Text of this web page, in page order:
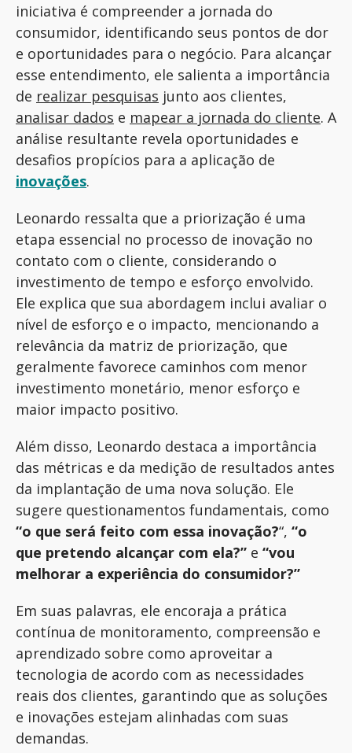
iniciativa é compreender a jornada do
consumidor, identificando seus pontos de dor
e oportunidades para o negócio. Para alcançar
esse entendimento, ele salienta a importância
de realizar pesquisas junto aos clientes,
analisar dados e mapear a jornada do cliente. A
análise resultante revela oportunidades e
desafios propícios para a aplicação de
inovações.
Leonardo ressalta que a priorização é uma
etapa essencial no processo de inovação no
contato com o cliente, considerando o
investimento de tempo e esforço envolvido.
Ele explica que sua abordagem inclui avaliar o
nível de esforço e o impacto, mencionando a
relevância da matriz de priorização, que
geralmente favorece caminhos com menor
investimento monetário, menor esforço e
maior impacto positivo.
Além disso, Leonardo destaca a importância
das métricas e da medição de resultados antes
da implantação de uma nova solução. Ele
sugere questionamentos fundamentais, como
“o que será feito com essa inovação?“, “o
que pretendo alcançar com ela?” e “vou
melhorar a experiência do consumidor?”
Em suas palavras, ele encoraja a prática
contínua de monitoramento, compreensão e
aprendizado sobre como aproveitar a
tecnologia de acordo com as necessidades
reais dos clientes, garantindo que as soluções
e inovações estejam alinhadas com suas
demandas.